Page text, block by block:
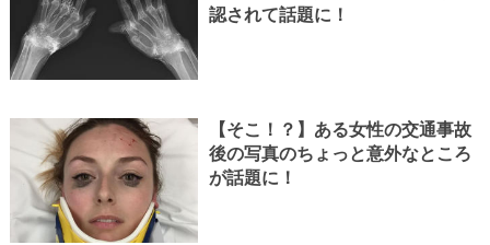
認されて話題に！
【そこ！？】ある女性の交通事故
後の写真のちょっと意外なところ
が話題に！